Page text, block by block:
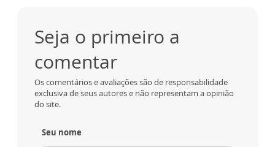
Seja o primeiro a
comentar
Os comentários e avaliações são de responsabilidade
exclusiva de seus autores e não representam a opinião
do site.
Seu nome